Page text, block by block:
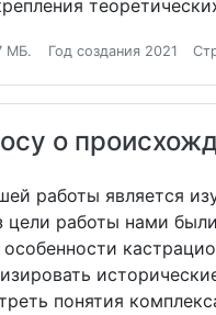
МБ. Год создания 2021
о
работы является
цели работы нами
особенности
понятия